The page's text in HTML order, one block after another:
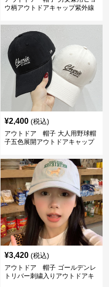
ウ柄アウトドアキャップ紫外線
¥2,400 (税込)
アウトドア 帽子 大人用野球帽
子五色展開アウトドアキャップ
¥3,420 (税込)
アウトドア 帽子 ゴールデンレ
トリバー刺繍入りアウトドアキ